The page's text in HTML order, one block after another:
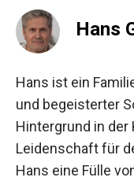
Hans
Hans ist ein
und begeisterter
Hintergrund in
Leidenschaft für
Hans eine Fülle